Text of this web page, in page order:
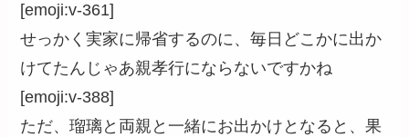
[emoji:v-361]
せっかく実家に帰省するのに、毎日どこかに出か
けてたんじゃあ親孝行にならないですかね
[emoji:v-388]
ただ、瑠璃と両親と一緒にお出かけとなると、果